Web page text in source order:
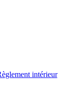
intérieur